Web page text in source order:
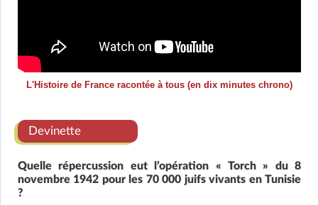
L'Histoire de France racontée à tous (en dix minutes chrono)
Devinette
Quelle répercussion eut l’opération « Torch » du 8
novembre 1942 pour les 70 000 juifs vivants en Tunisie
?